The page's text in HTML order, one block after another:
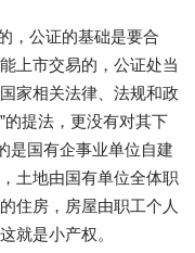
公证的基础是要合
上市交易的，公证处当
家相关法律、法规和政
的提法，更没有对其下
是国有企事业单位自建
土地由国有单位全体职
住房，房屋由职工个人
就是小产权。